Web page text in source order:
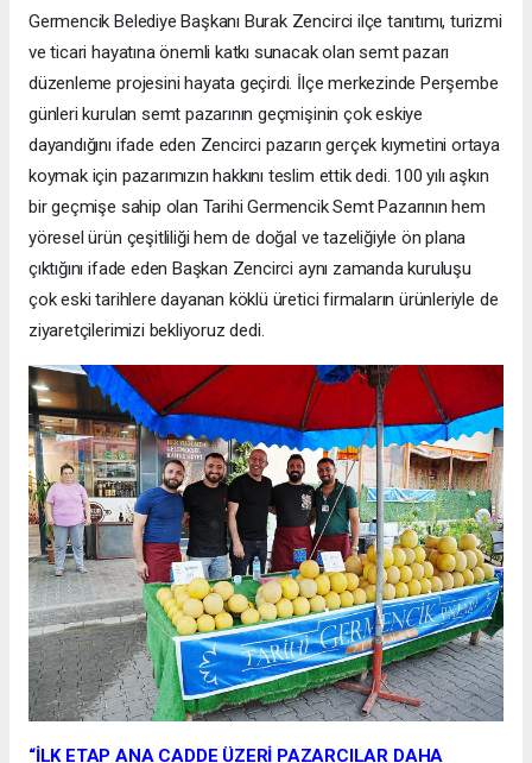
Germencik Belediye Başkanı Burak Zencirci ilçe tanıtımı, turizmi
ve ticari hayatına önemli katkı sunacak olan semt pazarı
düzenleme projesini hayata geçirdi. İlçe merkezinde Perşembe
günleri kurulan semt pazarının geçmişinin çok eskiye
dayandığını ifade eden Zencirci pazarın gerçek kıymetini ortaya
koymak için pazarımızın hakkını teslim ettik dedi. 100 yılı aşkın
bir geçmişe sahip olan Tarihi Germencik Semt Pazarının hem
yöresel ürün çeşitliliği hem de doğal ve tazeliğiyle ön plana
çıktığını ifade eden Başkan Zencirci aynı zamanda kuruluşu
çok eski tarihlere dayanan köklü üretici firmaların ürünleriyle de
ziyaretçilerimizi bekliyoruz dedi.
“İLK ETAP ANA CADDE ÜZERİ PAZARCILAR DAHA